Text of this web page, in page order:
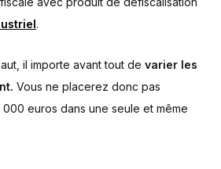
.
il importe avant tout de varier les
Vous ne placerez donc pas
euros dans une seule et même